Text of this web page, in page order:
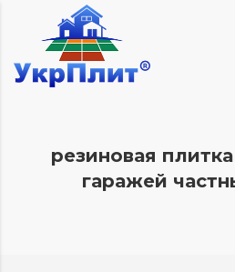
резиновая
гаражей